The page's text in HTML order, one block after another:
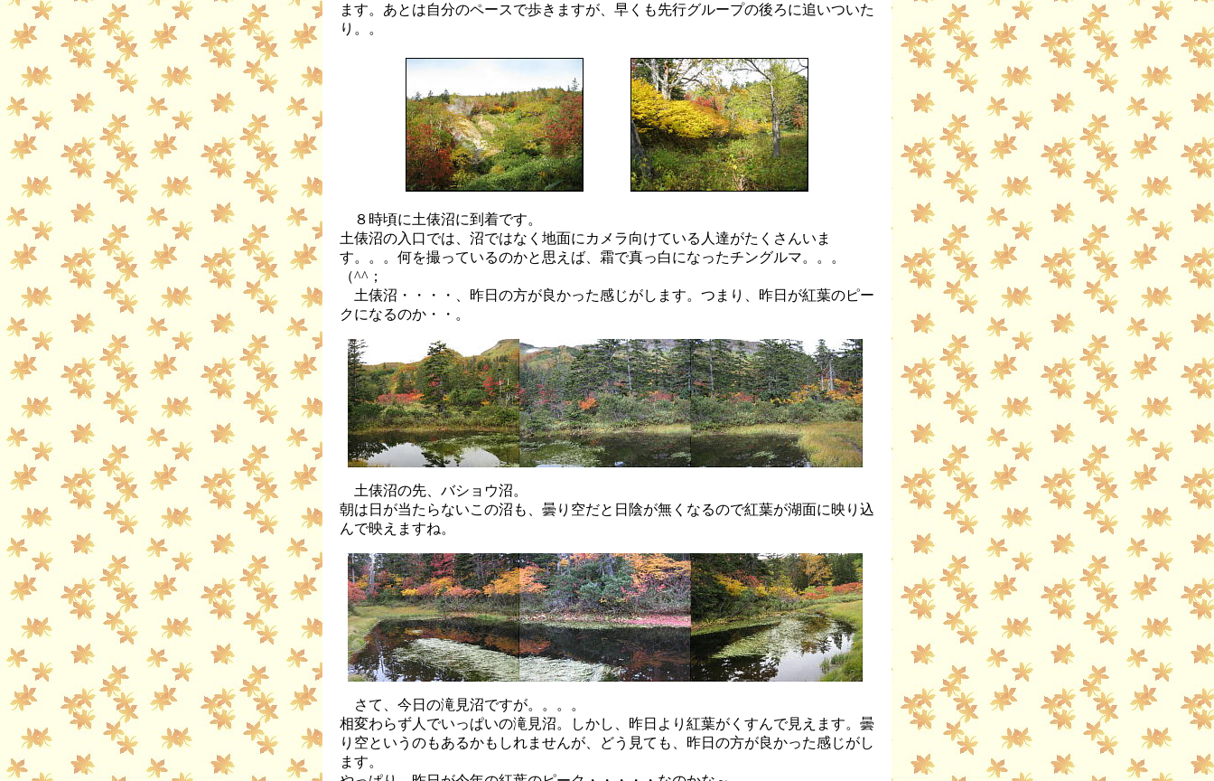
ます。あとは自分のペースで歩きますが、早くも先行グループの後ろに追いついた
り。。
８時頃に土俵沼に到着です。
土俵沼の入口では、沼ではなく地面にカメラ向けている人達がたくさんいま
す。。。何を撮っているのかと思えば、霜で真っ白になったチングルマ。。。
（^^；
土俵沼・・・・、昨日の方が良かった感じがします。つまり、昨日が紅葉のピー
クになるのか・・。
土俵沼の先、バショウ沼。
朝は日が当たらないこの沼も、曇り空だと日陰が無くなるので紅葉が湖面に映り込
んで映えますね。
さて、今日の滝見沼ですが。。。。
相変わらず人でいっぱいの滝見沼。しかし、昨日より紅葉がくすんで見えます。曇
り空というのもあるかもしれませんが、どう見ても、昨日の方が良かった感じがし
ます。